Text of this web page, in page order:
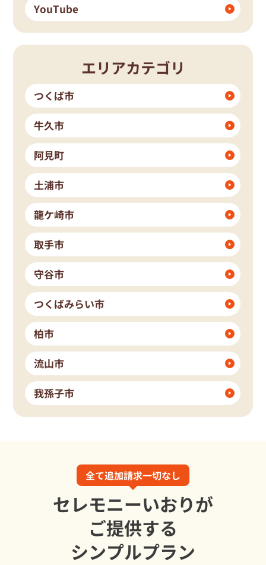
YouTube
エリアカテゴリ
つくば市
牛久市
阿見町
土浦市
龍ケ崎市
取手市
守谷市
つくばみらい市
柏市
流山市
我孫子市
全て追加請求一切なし
セレモニーいおりが
ご提供する
シンプルプラン